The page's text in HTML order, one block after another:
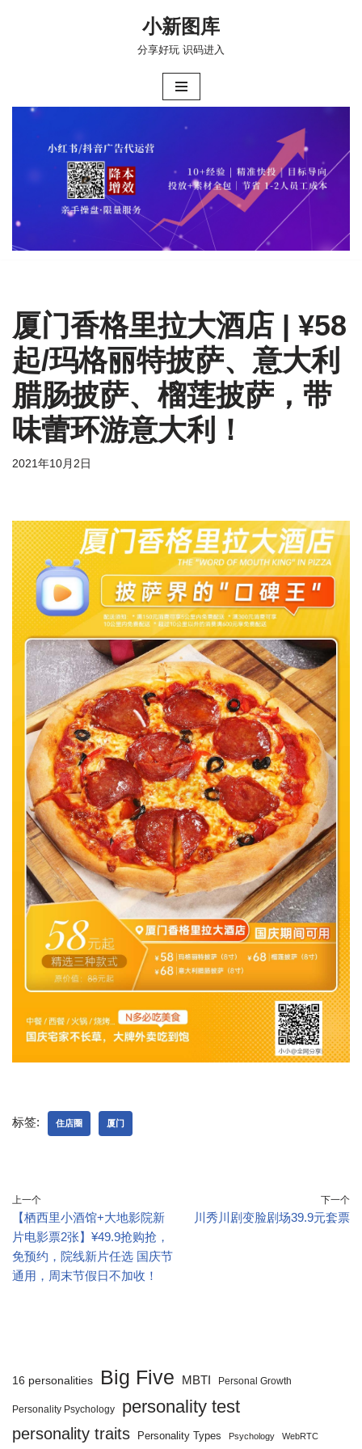
小新图库
分享好玩 识码进入
厦门香格里拉大酒店 | ¥58
起/玛格丽特披萨、意大利
腊肠披萨、榴莲披萨，带
味蕾环游意大利！
2021年10月2日
标签: 住店圈 厦门
上一个
【栖西里小酒馆+大地影院新
片电影票2张】¥49.9抢购抢，
免预约，院线新片任选 国庆节
通用，周末节假日不加收！
下一个
川秀川剧变脸剧场39.9元套票
16 personalities Big Five MBTI Personal Growth
Personality Psychology personality test
personality traits Personality Types Psychology WebRTC